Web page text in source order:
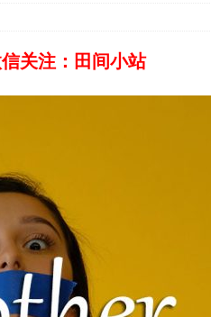
关注：田间小站